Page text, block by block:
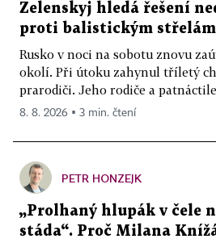
Zelenskyj hledá řešení
proti balistickým střelám
Rusko v noci na sobotu znovu
okolí. Při útoku zahynul tříletý
prarodiči. Jeho rodiče a
8. 8. 2026 ▪ 3 min. čtení
PETR HONZEJK
„Prolhaný hlupák v čele
stáda“. Proč Milana